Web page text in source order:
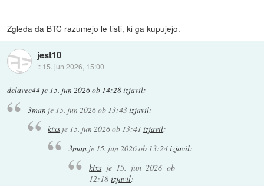
Zgleda da BTC razumejo le tisti, ki ga kupujejo.
jest10
:: 15. jun 2026, 15:00
delavec44 je 15. jun 2026 ob 14:28izjavil:
3manje 15. jun 2026 ob 13:43izjavil:
kixs je 15. jun 2026 ob 13:41 izjavil:
3manje 15. jun 2026 ob 13:24izjavil:
kixs je 15. jun 2026 ob
12:18 izjavil: